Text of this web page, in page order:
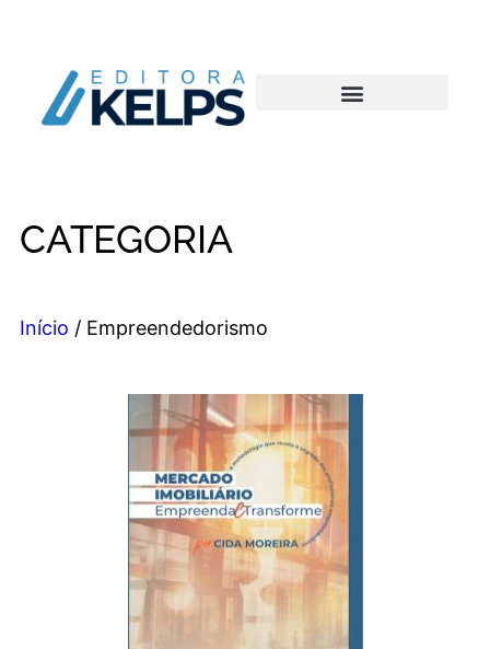
CATEGORIA
Início / Empreendedorismo